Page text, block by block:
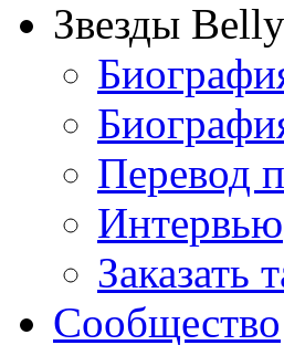
Звезды
Перевод
Интервью
Заказать
Сообщество